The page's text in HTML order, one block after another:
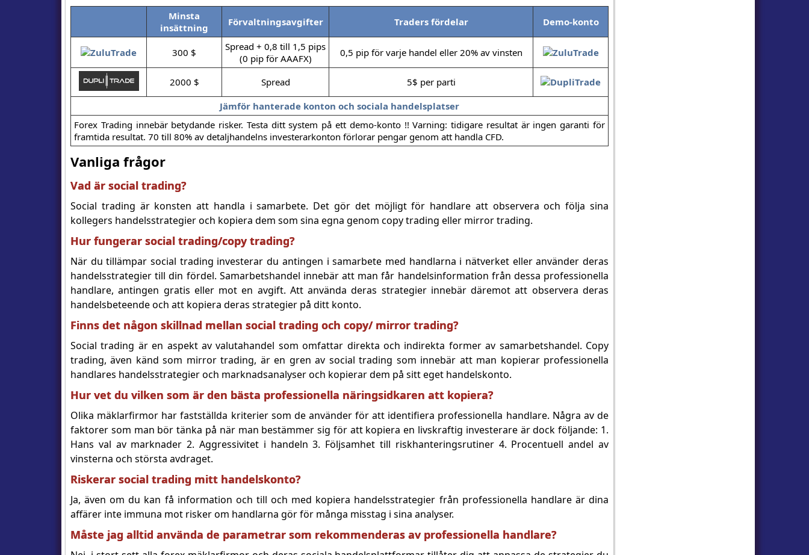
Minsta
insättning
Förvaltningsavgifter Traders fördelar Demo-konto
300 $
Spread + 0,8 till 1,5 pips
(0 pip för AAAFX)
0,5 pip för varje handel eller 20% av vinsten
2000 $ Spread
5$ per parti
Jämför hanterade konton och sociala handelsplatser
Forex Trading innebär betydande risker. Testa ditt system på ett demo-konto !! Varning: tidigare resultat är ingen garanti för
framtida resultat. 70 till 80% av detaljhandelns investerarkonton förlorar pengar genom att handla CFD.
Vanliga frågor
Vad är social trading?
Social trading är konsten att handla i samarbete. Det gör det möjligt för handlare att observera och följa sina
kollegers handelsstrategier och kopiera dem som sina egna genom copy trading eller mirror trading.
Hur fungerar social trading/copy trading?
När du tillämpar social trading investerar du antingen i samarbete med handlarna i nätverket eller använder deras
handelsstrategier till din fördel. Samarbetshandel innebär att man får handelsinformation från dessa professionella
handlare, antingen gratis eller mot en avgift. Att använda deras strategier innebär däremot att observera deras
handelsbeteende och att kopiera deras strategier på ditt konto.
Finns det någon skillnad mellan social trading och copy/ mirror trading?
Social trading är en aspekt av valutahandel som omfattar direkta och indirekta former av samarbetshandel. Copy
trading, även känd som mirror trading, är en gren av social trading som innebär att man kopierar professionella
handlares handelsstrategier och marknadsanalyser och kopierar dem på sitt eget handelskonto.
Hur vet du vilken som är den bästa professionella näringsidkaren att kopiera?
Olika mäklarfirmor har fastställda kriterier som de använder för att identifiera professionella handlare. Några av de
faktorer som man bör tänka på när man bestämmer sig för att kopiera en livskraftig investerare är dock följande: 1.
Hans val av marknader 2. Aggressivitet i handeln 3. Följsamhet till riskhanteringsrutiner 4. Procentuell andel av
vinsterna och största avdraget.
Riskerar social trading mitt handelskonto?
Ja, även om du kan få information och till och med kopiera handelsstrategier från professionella handlare är dina
affärer inte immuna mot risker om handlarna gör för många misstag i sina analyser.
Måste jag alltid använda de parametrar som rekommenderas av professionella handlare?